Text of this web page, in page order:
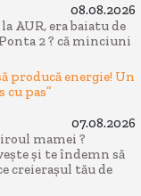
08.08.2026
AUR, era baiatu de
2 ? că minciuni
producă energie! Un
pas”
07.08.2026
mamei ?
și te îndemn să
creierașul tău de